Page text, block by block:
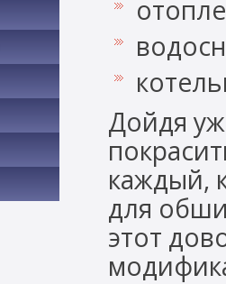
Дойдя
каждый,
для
этот